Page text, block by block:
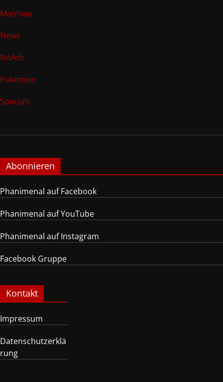
Manhwa
News
NoAds
Pokemon
Specials
Abonnieren
Phanimenal auf Facebook
Phanimenal auf YouTube
Phanimenal auf Instagram
Facebook Gruppe
Kontakt
Impressum
Datenschutzerklä
rung